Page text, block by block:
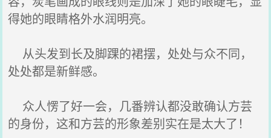
得她的眼睛格外水润明亮。
从头发到长及脚踝的裙摆，处处与众不同，
处处都是新鲜感。
众人愣了好一会，几番辨认都没敢确认方芸
的身份，这和方芸的形象差别实在是太大了！